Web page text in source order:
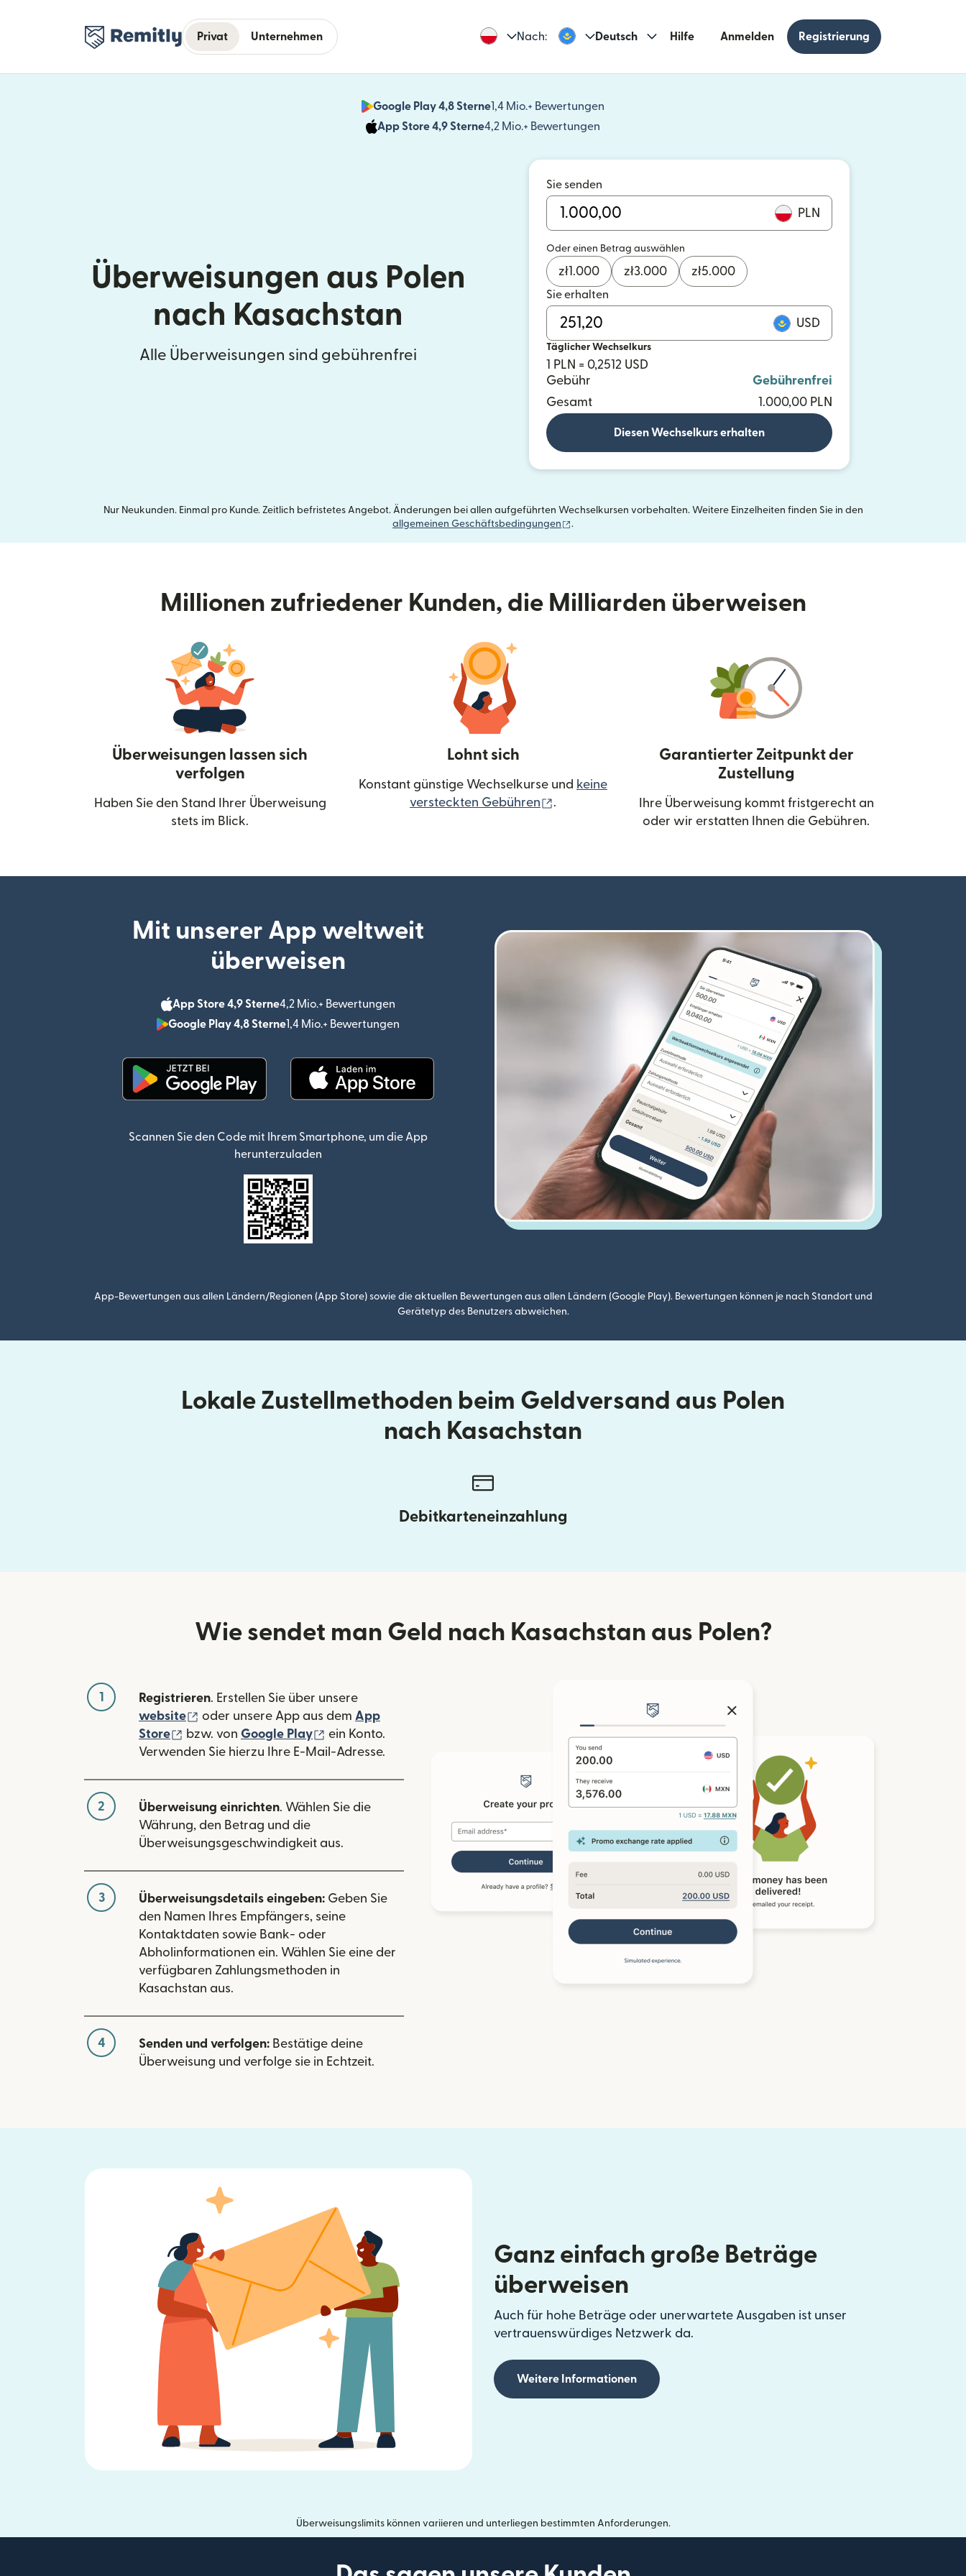
Privat Unternehmen Nach: Deutsch Hilfe Anmelden Registrierung
Google Play 4,8 Sterne1,4 Mio.+ Bewertungen
App Store 4,9 Sterne4,2 Mio.+ Bewertungen
Überweisungen aus Polen
nach Kasachstan
Alle Überweisungen sind gebührenfrei
Sie senden
PLN
Oder einen Betrag auswählen
zł1.000 zł3.000 zł5.000
Sie erhalten
USD
Täglicher Wechselkurs
1 PLN = 0,2512 USD
Gebühr
Gebührenfrei
Gesamt
1.000,00 PLN
Diesen Wechselkurs erhalten
Nur Neukunden. Einmal pro Kunde. Zeitlich befristetes Angebot. Änderungen bei allen aufgeführten Wechselkursen vorbehalten. Weitere Einzelheiten finden Sie in den
allgemeinen Geschäftsbedingungen
(wird in einem neuen Fenster geöffnet)
.
Millionen zufriedener Kunden, die Milliarden überweisen
Überweisungen lassen sich
verfolgen
Haben Sie den Stand Ihrer Überweisung
stets im Blick.
Lohnt sich
Konstant günstige Wechselkurse und keine
versteckten Gebühren
(wird in einem neuen Fenster geöffnet)
.
Garantierter Zeitpunkt der
Zustellung
Ihre Überweisung kommt fristgerecht an
oder wir erstatten Ihnen die Gebühren.
Mit unserer App weltweit
überweisen
App Store 4,9 Sterne4,2 Mio.+ Bewertungen
Google Play 4,8 Sterne1,4 Mio.+ Bewertungen
Scannen Sie den Code mit Ihrem Smartphone, um die App
herunterzuladen
App-Bewertungen aus allen Ländern/Regionen (App Store) sowie die aktuellen Bewertungen aus allen Ländern (Google Play). Bewertungen können je nach Standort und
Gerätetyp des Benutzers abweichen.
Lokale Zustellmethoden beim Geldversand aus Polen
nach Kasachstan
Debitkarteneinzahlung
Wie sendet man Geld nach Kasachstan aus Polen?
1 Registrieren. Erstellen Sie über unsere
website
(wird in einem neuen Fenster geöffnet)
oder unsere App aus dem App
Store
(wird in einem neuen Fenster geöffnet)
bzw. von Google Play (wird in einem neuen Fenster geöffnet)
ein Konto.
Verwenden Sie hierzu Ihre E-Mail-Adresse.
2 Überweisung einrichten. Wählen Sie die
Währung, den Betrag und die
Überweisungsgeschwindigkeit aus.
3 Überweisungsdetails eingeben: Geben Sie
den Namen Ihres Empfängers, seine
Kontaktdaten sowie Bank- oder
Abholinformationen ein. Wählen Sie eine der
verfügbaren Zahlungsmethoden in
Kasachstan aus.
4 Senden und verfolgen: Bestätige deine
Überweisung und verfolge sie in Echtzeit.
Ganz einfach große Beträge
überweisen
Auch für hohe Beträge oder unerwartete Ausgaben ist unser
vertrauenswürdiges Netzwerk da.
Weitere Informationen
Überweisungslimits können variieren und unterliegen bestimmten Anforderungen.